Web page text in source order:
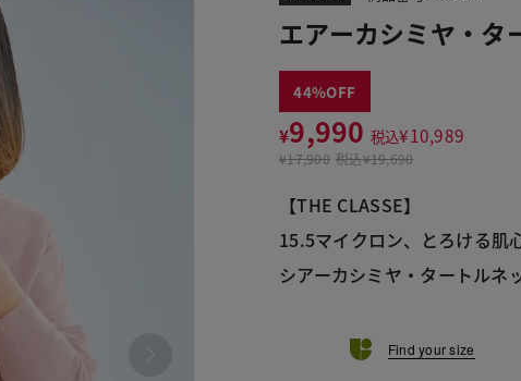
エアーカシミヤ・タ
44
¥9,990 税込¥10,989
¥17,900 税込¥19,690
【THE CLASSE】
15.5マイクロン、とろける肌
シアーカシミヤ・タートルネ
Find your size